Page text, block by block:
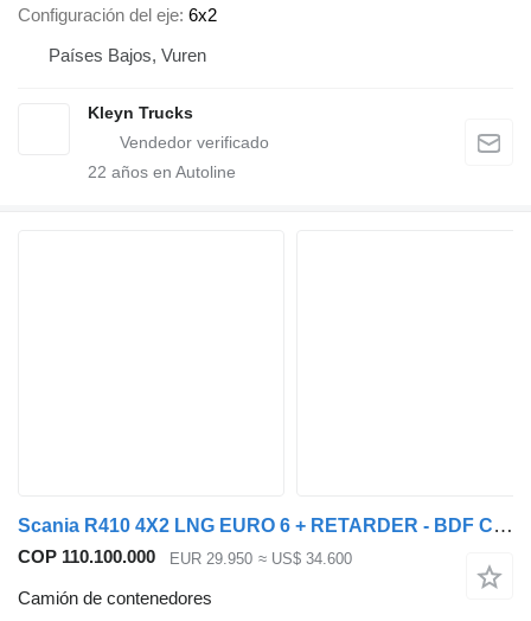
Configuración del eje 6x2
Países Bajos, Vuren
Kleyn Trucks
22 años en Autoline
Scania R410 4X2 LNG EURO 6 + RETARDER - BDF CHASSIS
COP 110.100.000 EUR 29.950 ≈ US$ 34.600
Camión de contenedores